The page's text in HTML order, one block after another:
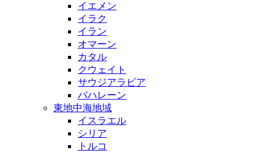
イエメン
イラク
イラン
オマーン
カタル
クウェイト
サウジアラビア
バハレーン
東地中海地域
イスラエル
シリア
トルコ